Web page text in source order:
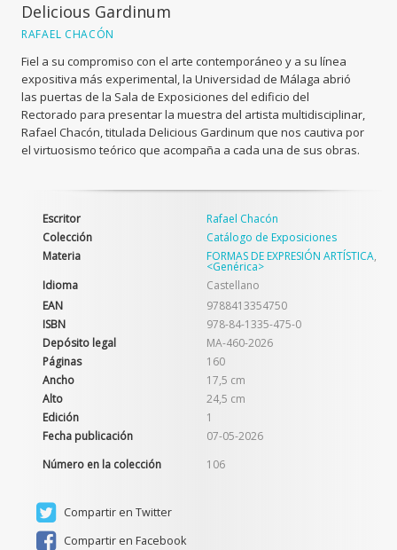
Delicious Gardinum
RAFAEL CHACÓN
Fiel a su compromiso con el arte contemporáneo y a su línea
expositiva más experimental, la Universidad de Málaga abrió
las puertas de la Sala de Exposiciones del edificio del
Rectorado para presentar la muestra del artista multidisciplinar,
Rafael Chacón, titulada Delicious Gardinum que nos cautiva por
el virtuosismo teórico que acompaña a cada una de sus obras.
Escritor
Rafael Chacón
Colección
Catálogo de Exposiciones
Materia
FORMAS DE EXPRESIÓN ARTÍSTICA,
<Genérica>
Idioma
Castellano
EAN
9788413354750
ISBN
978-84-1335-475-0
Depósito legal
MA-460-2026
Páginas
160
Ancho
17,5 cm
Alto
24,5 cm
Edición
1
Fecha publicación
07-05-2026
Número en la colección
106
Compartir en Twitter
Compartir en Facebook